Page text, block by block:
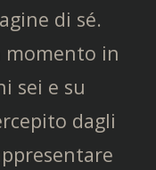
di sé.
momento in
sei e su
dagli